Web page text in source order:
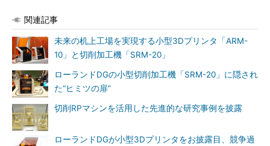
関連記事
未来の机上工場を実現する小型3Dプリンタ「ARM-
10」と切削加工機「SRM-20」
ローランドDGの小型切削加工機「SRM-20」に隠され
た“ヒミツの扉”
切削RPマシンを活用した先進的な研究事例を披露
ローランドDGが小型3Dプリンタをお披露目、競争過